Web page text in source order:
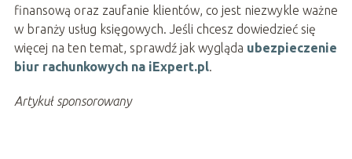
finansową oraz zaufanie klientów, co jest niezwykle ważne
w branży usług księgowych. Jeśli chcesz dowiedzieć się
więcej na ten temat, sprawdź jak wygląda ubezpieczenie
biur rachunkowych na iExpert.pl.
Artykuł sponsorowany